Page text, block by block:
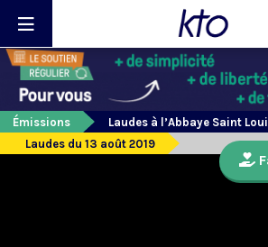
Émissions
Laudes à l’Abbaye Saint
Laudes du 13 août 2019